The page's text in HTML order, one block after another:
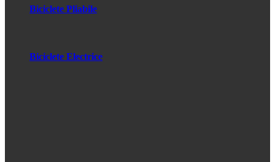
Biciclete Pliabile
Biciclete Electrice